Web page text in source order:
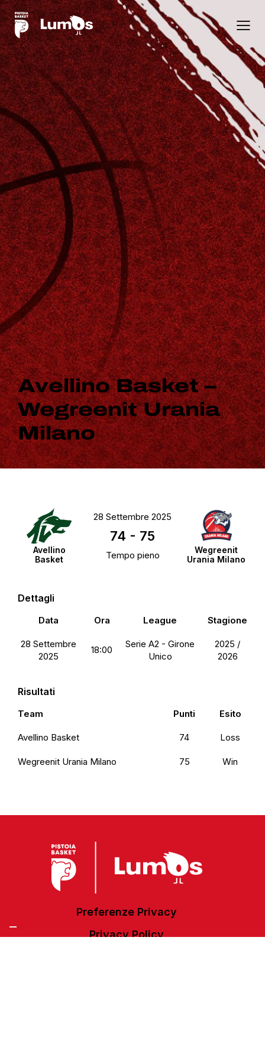
Avellino Basket –
Wegreenit Urania
Milano
Avellino
Basket
Wegreenit
Urania Milano
28 Settembre 2025
74 - 75
Tempo pieno
Dettagli
Data Ora League Stagione
28 Settembre
2025
18:00
Serie A2 - Girone
Unico
2025 /
2026
Risultati
Team Punti Esito
Avellino Basket 74 Loss
Wegreenit Urania Milano 75 Win
Preferenze Privacy
Privacy Policy